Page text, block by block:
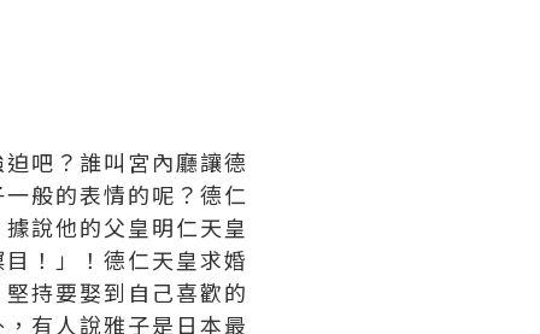
吧？誰叫宮內廳讓德
般的表情的呢？德仁
說他的父皇明仁天皇
！」！德仁天皇求婚
持要娶到自己喜歡的
有人說雅子是日本最